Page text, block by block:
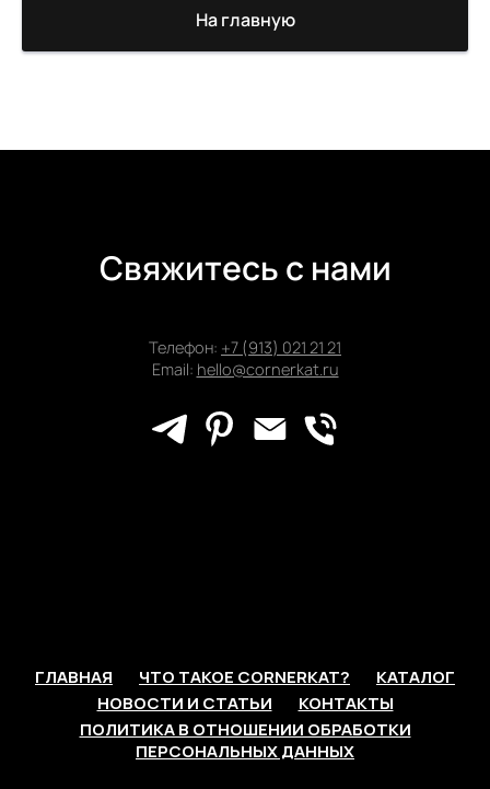
На главную
Свяжитесь с нами
Телефон: +7 (913) 021 21 21
Email: hello@cornerkat.ru
ГЛАВНАЯ ЧТО ТАКОЕ CORNERKAT?
КАТАЛОГ
НОВОСТИ И СТАТЬИ
КОНТАКТЫ
ПОЛИТИКА В ОТНОШЕНИИ ОБРАБОТКИ
ПЕРСОНАЛЬНЫХ ДАННЫХ